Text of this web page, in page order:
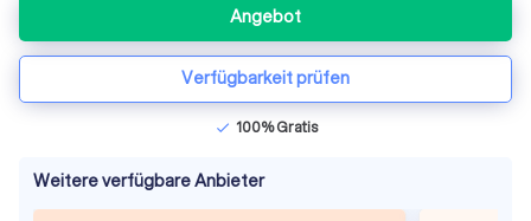
Angebot
Verfügbarkeit prüfen
check 100% Gratis
Weitere verfügbare Anbieter